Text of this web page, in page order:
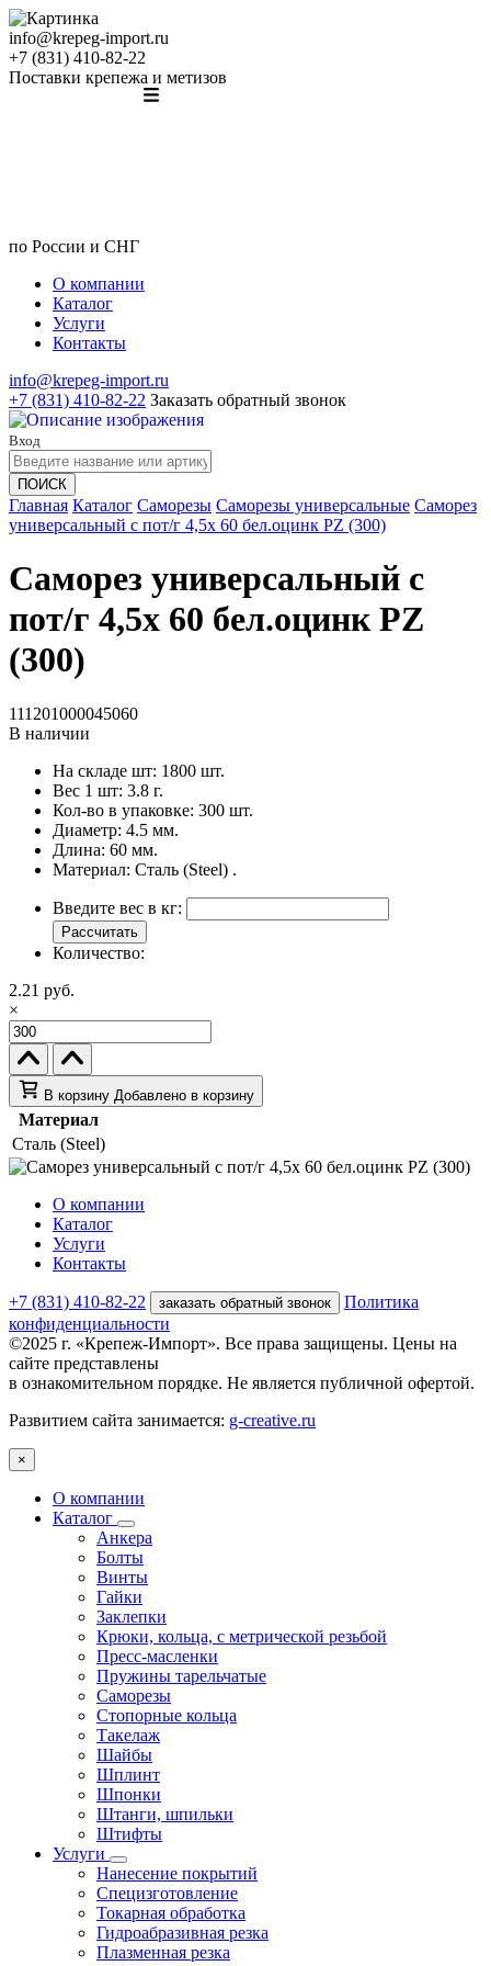
info@krepeg-import.ru
+7 (831) 410-82-22
Поставки крепежа и метизов
по России и СНГ
О компании
Каталог
Услуги
Контакты
info@krepeg-import.ru
+7 (831) 410-82-22 Заказать обратный звонок
Вход
ПОИСК
Главная Каталог Саморезы Саморезы универсальные Саморез
универсальный с пот/г 4,5х 60 бел.оцинк PZ (300)
Саморез универсальный с
пот/г 4,5х 60 бел.оцинк PZ
(300)
111201000045060
В наличии
На складе шт: 1800 шт.
Вес 1 шт: 3.8 г.
Кол-во в упаковке: 300 шт.
Диаметр: 4.5 мм.
Длина: 60 мм.
Материал: Сталь (Steel) .
Введите вес в кг:
Рассчитать
Количество:
2.21 руб.
×
В корзину Добавлено в корзину
Материал
Сталь (Steel)
О компании
Каталог
Услуги
Контакты
+7 (831) 410-82-22 заказать обратный звонок
Политика
конфиденциальности
©2025 г. «Крепеж-Импорт». Все права защищены. Цены на
сайте представлены
в ознакомительном порядке. Не является публичной офертой.
Развитием сайта занимается: g-creative.ru
×
О компании
Каталог
Анкера
Болты
Винты
Гайки
Заклепки
Крюки, кольца, с метрической резьбой
Пресс-масленки
Пружины тарельчатые
Саморезы
Стопорные кольца
Такелаж
Шайбы
Шплинт
Шпонки
Штанги, шпильки
Штифты
Услуги
Нанесение покрытий
Специзготовление
Токарная обработка
Гидроабразивная резка
Плазменная резка